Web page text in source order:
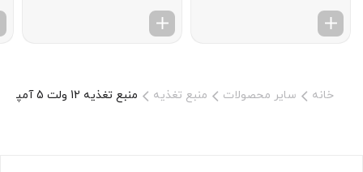
خانه سایر محصولات منبع تغذیه منبع تغذیه 12 ولت 5 آمپر